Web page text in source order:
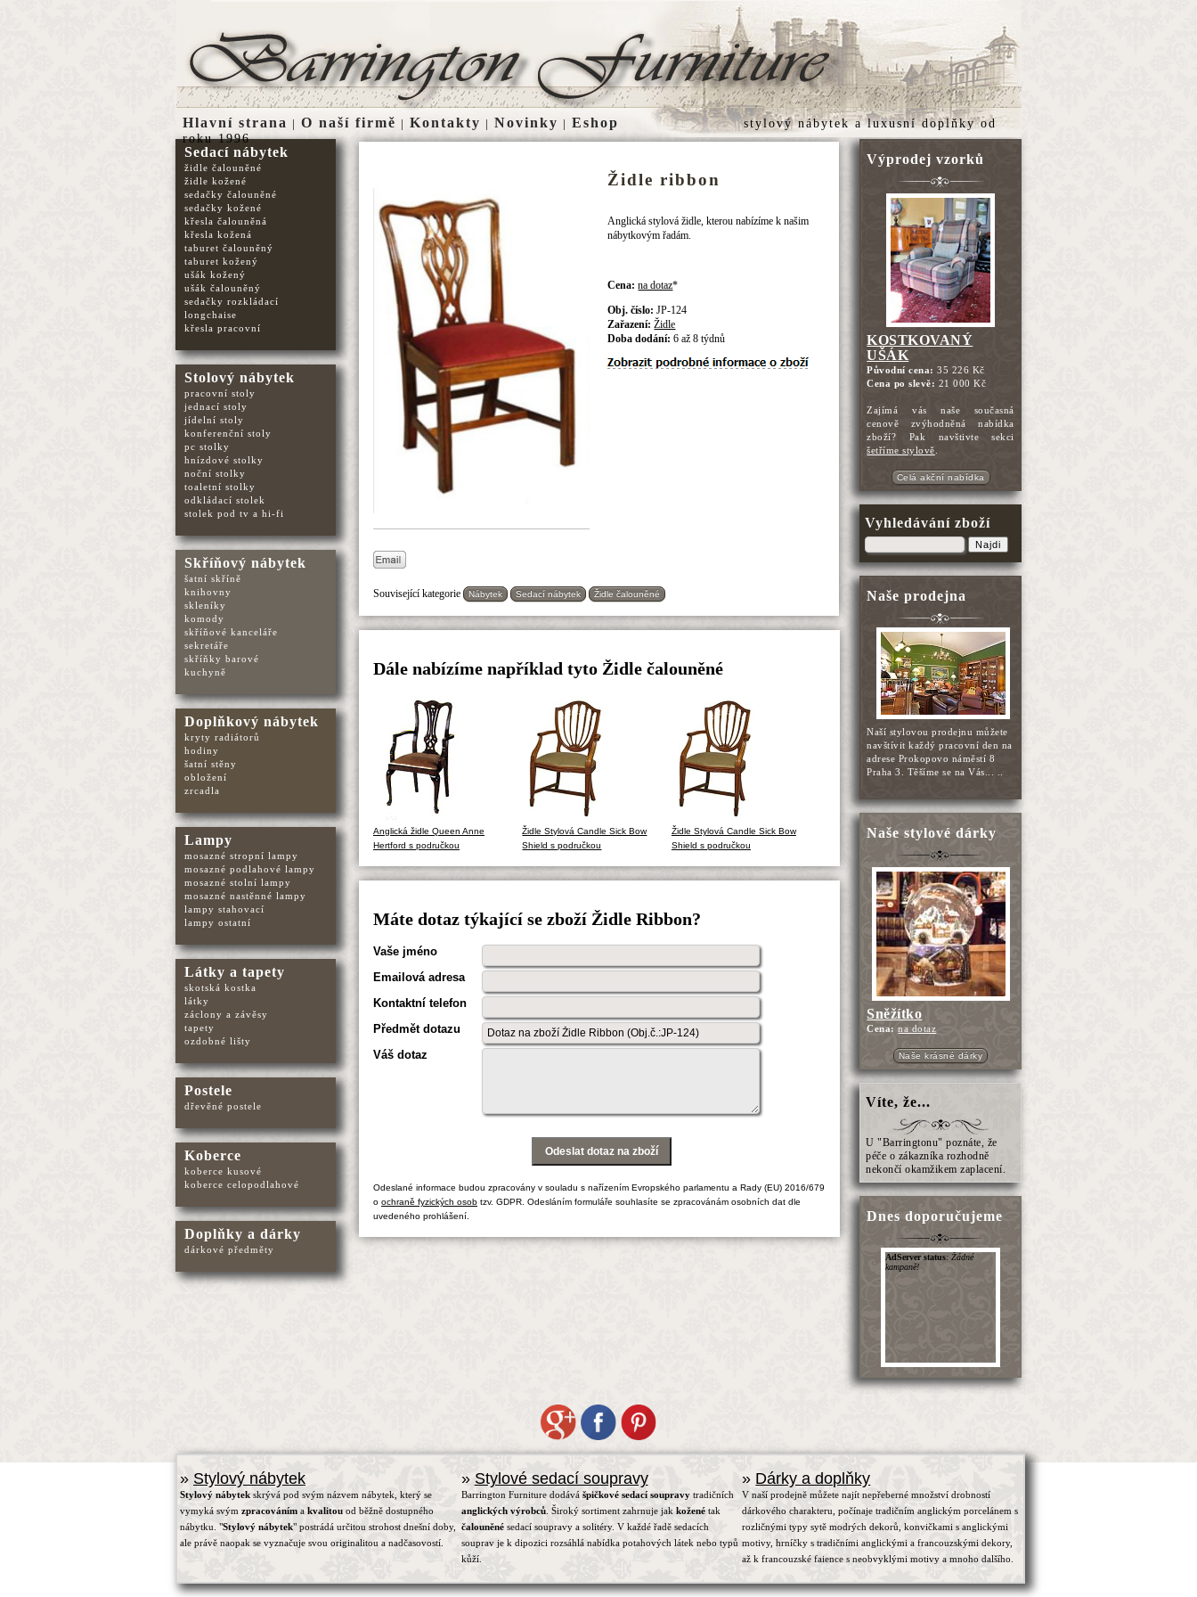
Židle ribbon
Anglická stylová židle, kterou nabízíme k našim
nábytkovým řadám.
Cena:na dotaz*
Obj. číslo:JP-124
Zařazení: Židle
Doba dodání: 6 až 8 týdnů
Související kategorie Nábytek Sedací nábytek Židle čalouněné
Dále nabízíme například tyto Židle čalouněné
Anglická židle Queen Anne
Hertford s područkou
Židle Stylová Candle Sick Bow
Shield s područkou
Židle Stylová Candle Sick Bow
Shield s područkou
Máte dotaz týkající se zboží Židle Ribbon?
Vaše jméno
Emailová adresa
Kontaktní telefon
Předmět dotazu
Váš dotaz
Odeslané informace budou zpracovány v souladu s nařízením Evropského parlamentu a Rady (EU) 2016/679
o ochraně fyzických osobtzv. GDPR. Odesláním formuláře souhlasíte se zpracovánám osobních dat dle
uvedeného prohlášení.
Výprodej vzorků
KOSTKOVANÝ
UŠÁK
Původní cena:35 226 Kč
Cena po slevě: 21 000 Kč
Zajímá vás naše současná
cenově zvýhodněná nabídka
zboží? Pak navštivte sekci
šetříme stylově
Celá akční nabídka
Vyhledávání zboží
Najdi
Naše prodejna
Naší stylovou prodejnu můžete
navštívit každý pracovní den na
adrese Prokopovo náměstí 8
Praha 3. Těšíme se na Vás... ..
Naše stylové dárky
Sněžítko
Cena:na dotaz
Naše krásné dárky
Víte, že...
U "Barringtonu" poznáte, že
péče o zákazníka rozhodně
nekončí okamžikem zaplacení.
Dnes doporučujeme
Sedací nábytek
židle čalouněné
židle kožené
sedačky čalouněné
sedačky kožené
křesla čalouněná
křesla kožená
taburet čalouněný
taburet kožený
ušák kožený
ušák čalouněný
sedačky rozkládací
longchaise
křesla pracovní
Stolový nábytek
pracovní stoly
jednací stoly
jídelní stoly
konferenční stoly
pc stolky
hnízdové stolky
noční stolky
toaletní stolky
odkládací stolek
stolek pod tv a hi-fi
Skříňový nábytek
šatní skříně
knihovny
skleníky
komody
skříňové kanceláře
sekretáře
skříňky barové
kuchyně
Doplňkový nábytek
kryty radiátorů
hodiny
šatní stěny
obložení
zrcadla
Lampy
mosazné stropní lampy
mosazné podlahové lampy
mosazné stolní lampy
mosazné nastěnné lampy
lampy stahovací
lampy ostatní
Látky a tapety
skotská kostka
látky
záclony a závěsy
tapety
ozdobné lišty
Postele
dřevěné postele
Koberce
koberce kusové
koberce celopodlahové
Doplňky a dárky
dárkové předměty
Hlavní strana | O naší firmě | Kontakty | Novinky | Eshop stylový nábytekaluxusní doplňkyod
roku 1996
» Stylový nábytek
Stylový nábytek skrývá pod svým názvem nábytek, který se
vymyká svým zpracováním a kvalitou od běžně dostupného
nábytku. "Stylový nábytek" postrádá určitou strohost dnešní doby,
ale právě naopak se vyznačuje svou originalitou a nadčasovostí.
» Stylové sedací soupravy
Barrington Furniture dodává špičkové sedací soupravytradičních
anglických výrobců. Široký sortiment zahrnuje jak koženétak
čalouněnésedací soupravy a solitéry. V každé řadě sedacích
souprav je k dipozici rozsáhlá nabídka potahových látek nebo typů
kůží.
» Dárky a doplňky
V naší prodejně můžete najít nepřeberné množství drobností
dárkového charakteru, počínaje tradičním anglickým porcelánem s
rozličnými typy sytě modrých dekorů, konvičkami s anglickými
motivy, hrníčky s tradičními anglickými a francouzskými dekory,
až k francouzské faience s neobvyklými motivy a mnoho dalšího.